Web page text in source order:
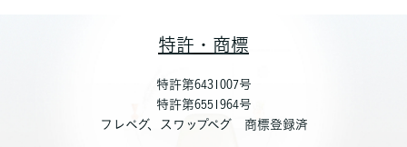
特許・商標
特許第6431007号
特許第6551964号
フレペグ、スワップペグ 商標登録済